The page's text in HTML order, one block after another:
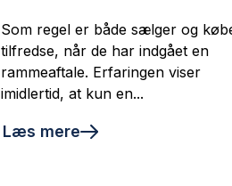
Som regel er både sælger og
tilfredse, når de har indgået en
rammeaftale. Erfaringen viser
imidlertid, at kun en...
Læs mere